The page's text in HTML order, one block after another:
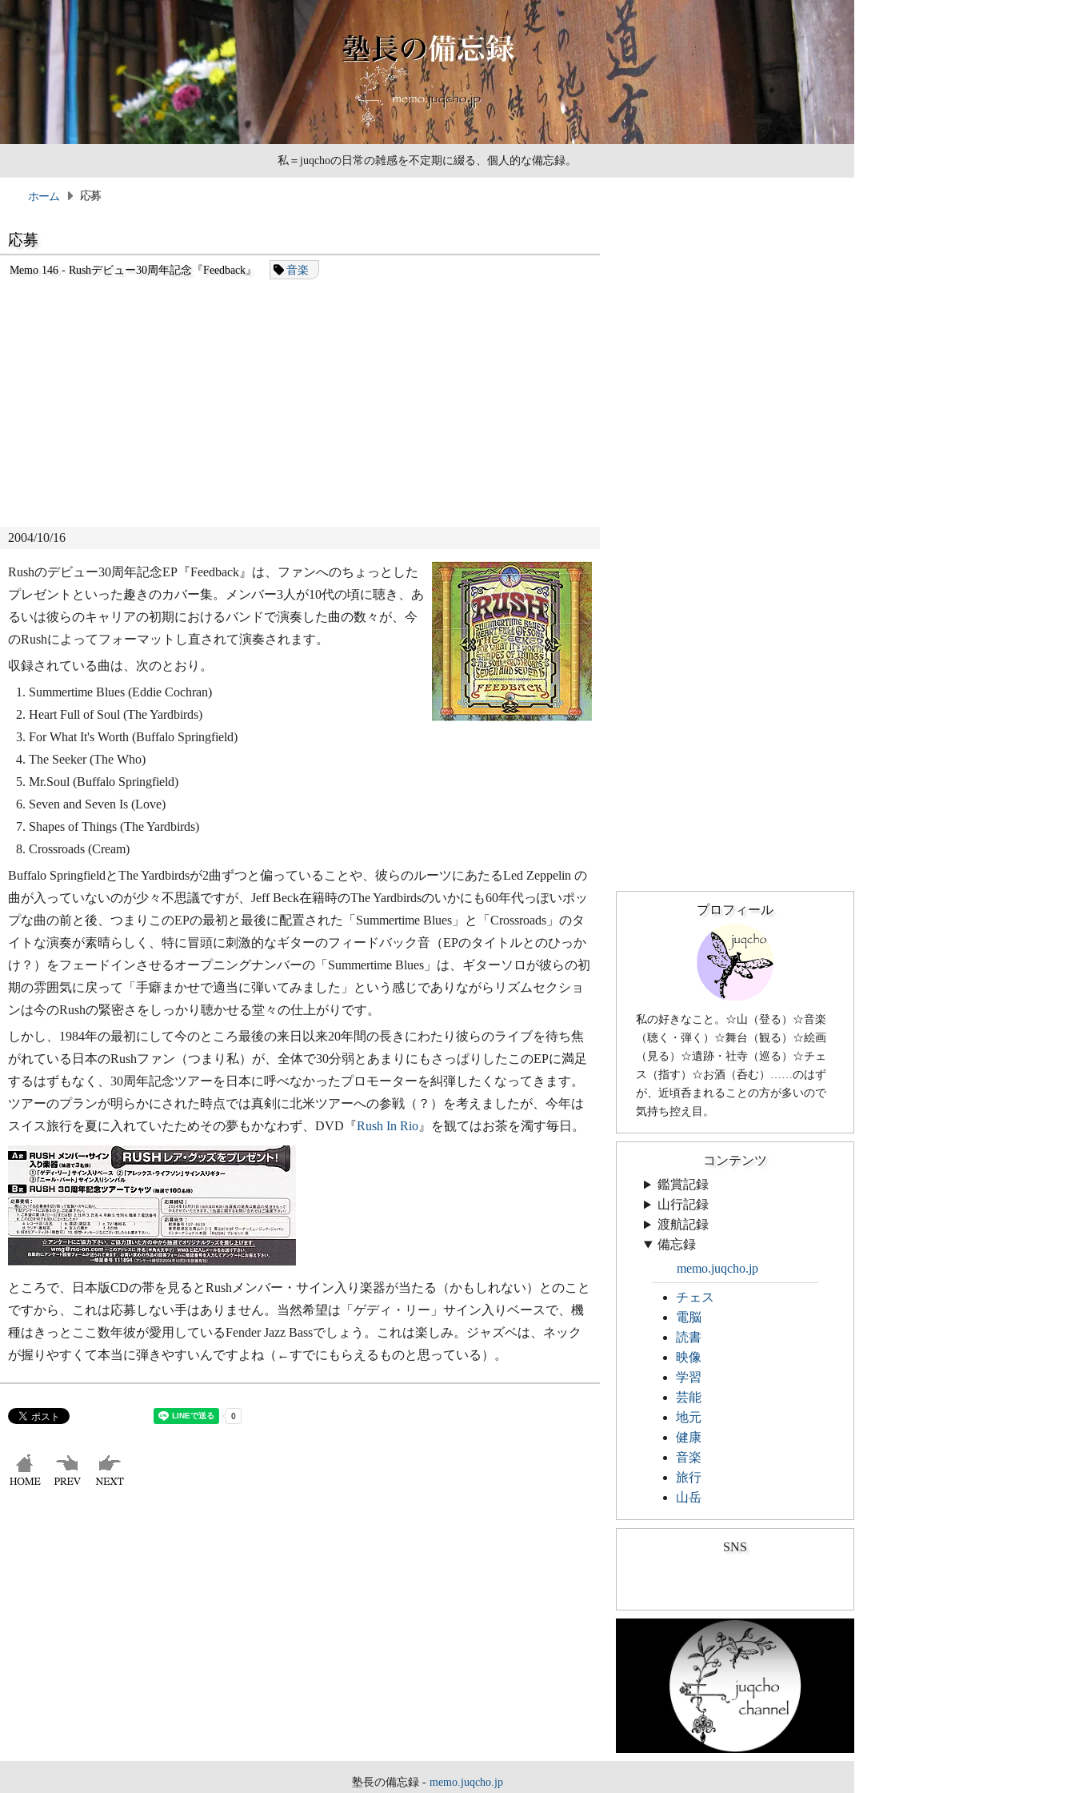
私＝juqchoの日常の雑感を不定期に綴る、個人的な備忘録。
ホーム 応募
応募
Memo 146 - Rushデビュー30周年記念『Feedback』 音楽
2004/10/16
Rushのデビュー30周年記念EP『Feedback』は、ファンへのちょっとした
プレゼントといった趣きのカバー集。メンバー3人が10代の頃に聴き、あ
るいは彼らのキャリアの初期におけるバンドで演奏した曲の数々が、今
のRushによってフォーマットし直されて演奏されます。
収録されている曲は、次のとおり。
Summertime Blues (Eddie Cochran)
Heart Full of Soul (The Yardbirds)
For What It's Worth (Buffalo Springfield)
The Seeker (The Who)
Mr.Soul (Buffalo Springfield)
Seven and Seven Is (Love)
Shapes of Things (The Yardbirds)
Crossroads (Cream)
Buffalo SpringfieldとThe Yardbirdsが2曲ずつと偏っていることや、彼らのルーツにあたるLed Zeppelin の
曲が入っていないのが少々不思議ですが、Jeff Beck在籍時のThe Yardbirdsのいかにも60年代っぽいポッ
プな曲の前と後、つまりこのEPの最初と最後に配置された「Summertime Blues」と「Crossroads」のタ
イトな演奏が素晴らしく、特に冒頭に刺激的なギターのフィードバック音（EPのタイトルとのひっか
け？）をフェードインさせるオープニングナンバーの「Summertime Blues」は、ギターソロが彼らの初
期の雰囲気に戻って「手癖まかせで適当に弾いてみました」という感じでありながらリズムセクショ
ンは今のRushの緊密さをしっかり聴かせる堂々の仕上がりです。
しかし、1984年の最初にして今のところ最後の来日以来20年間の長きにわたり彼らのライブを待ち焦
がれている日本のRushファン（つまり私）が、全体で30分弱とあまりにもさっぱりしたこのEPに満足
するはずもなく、30周年記念ツアーを日本に呼べなかったプロモーターを糾弾したくなってきます。
ツアーのプランが明らかにされた時点では真剣に北米ツアーへの参戦（？）を考えましたが、今年は
スイス旅行を夏に入れていたためその夢もかなわず、DVD『Rush In Rio 』を観てはお茶を濁す毎日。
ところで、日本版CDの帯を見るとRushメンバー・サイン入り楽器が当たる（かもしれない）とのこと
ですから、これは応募しない手はありません。当然希望は「ゲディ・リー」サイン入りベースで、機
種はきっとここ数年彼が愛用しているFender Jazz Bassでしょう。これは楽しみ。ジャズベは、ネック
が握りやすくて本当に弾きやすいんですよね（←すでにもらえるものと思っている）。
プロフィール
私の好きなこと。☆山（登る）☆音楽
（聴く・弾く）☆舞台（観る）☆絵画
（見る）☆遺跡・社寺（巡る）☆チェ
ス（指す）☆お酒（呑む）……のはず
が、近頃呑まれることの方が多いので
気持ち控え目。
コンテンツ
鑑賞記録
山行記録
渡航記録
備忘録
memo.juqcho.jp
チェス
電脳
読書
映像
学習
芸能
地元
健康
音楽
旅行
山岳
SNS
Play
塾長の備忘録 - memo.juqcho.jp